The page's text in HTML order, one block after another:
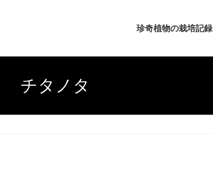
珍奇植物の栽培記録
チタノタ